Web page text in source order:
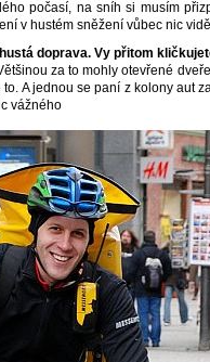
počasí, na sníh si musím
v hustém sněžení vůbec nic
doprava. Vy přitom
za to mohly otevřené
A jednou se paní z kolony aut
vážného